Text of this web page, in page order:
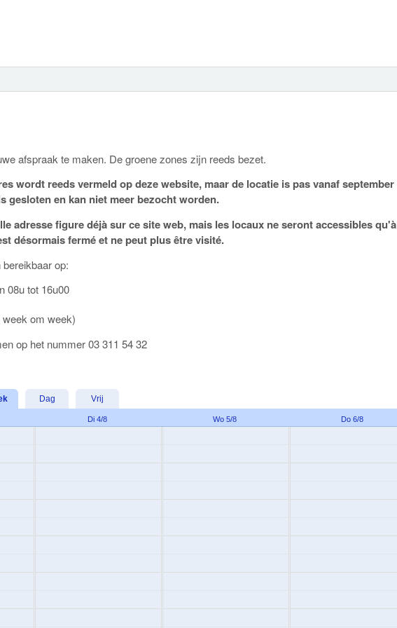
afspraak te maken. De groene zones zijn reeds bezet.
wordt reeds vermeld op deze website, maar de locatie is pas vanaf september
gesloten en kan niet meer bezocht worden.
adresse figure déjà sur ce site web, mais les locaux ne seront accessibles qu'à
désormais fermé et ne peut plus être visité.
op:
08u tot 16u00
om week)
op het nummer 03 311 54 32
Dag Vrij
Di 4/8 Wo 5/8 Do 6/8